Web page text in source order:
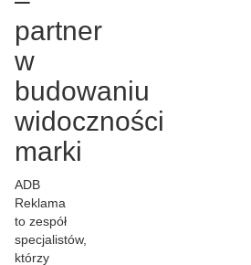
partner
w
budowaniu
widoczności
marki
ADB
Reklama
to zespół
specjalistów,
którzy